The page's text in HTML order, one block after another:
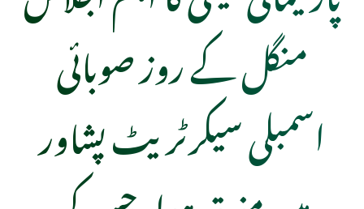
منگل کے روز صوبائی
اسمبلی سیکرٹریٹ پشاور